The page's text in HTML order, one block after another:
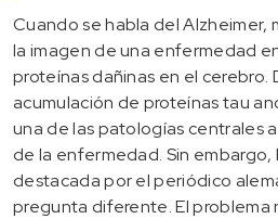
Cuando se habla del Alzheimer,
la imagen de una enfermedad
proteínas dañinas en el cerebro.
acumulación de proteínas tau
una de las patologías centrales
de la enfermedad. Sin embargo,
destacada por el periódico
pregunta diferente. El problema